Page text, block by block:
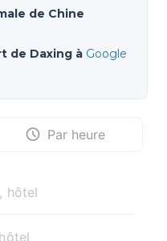
de Chine
de Daxing à Google